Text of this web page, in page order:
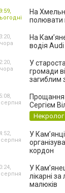
На
полювати
На
водія Audi
У
громади
загиблим
Прощання
Сергієм
Некролог
У
кордон
У
лікарні
малюків